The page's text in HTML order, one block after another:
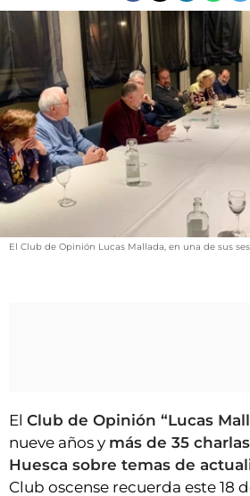
OPINIÓN
GALERÍAS
VÍDEOS
CONTACTAR
FIESTAS EN EL ALTO ARAGÓN
FIESTAS DE SAN LORENZO
AGENDA
CARTELERA
INICIAR SESIÓN
El Club de Opinión Lucas Mallada, en una de sus
El Club de Opinión “Lucas
nueve años y más de 35
Huesca sobre temas de
Club oscense recuerda este 18